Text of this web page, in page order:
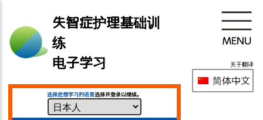
失智症护理基础训
练
电子学习
选择您想学习的语言选择并登录以继续。
关于翻译
简体中文